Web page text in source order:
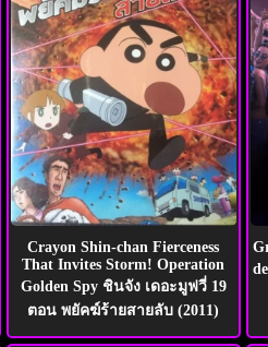
Crayon Shin-chan Fierceness
That Invites Storm! Operation
Golden Spy ชินจัง เดอะมูฟวี่ 19
ตอน พยัคฆ์ร้ายสายลับ (2011)